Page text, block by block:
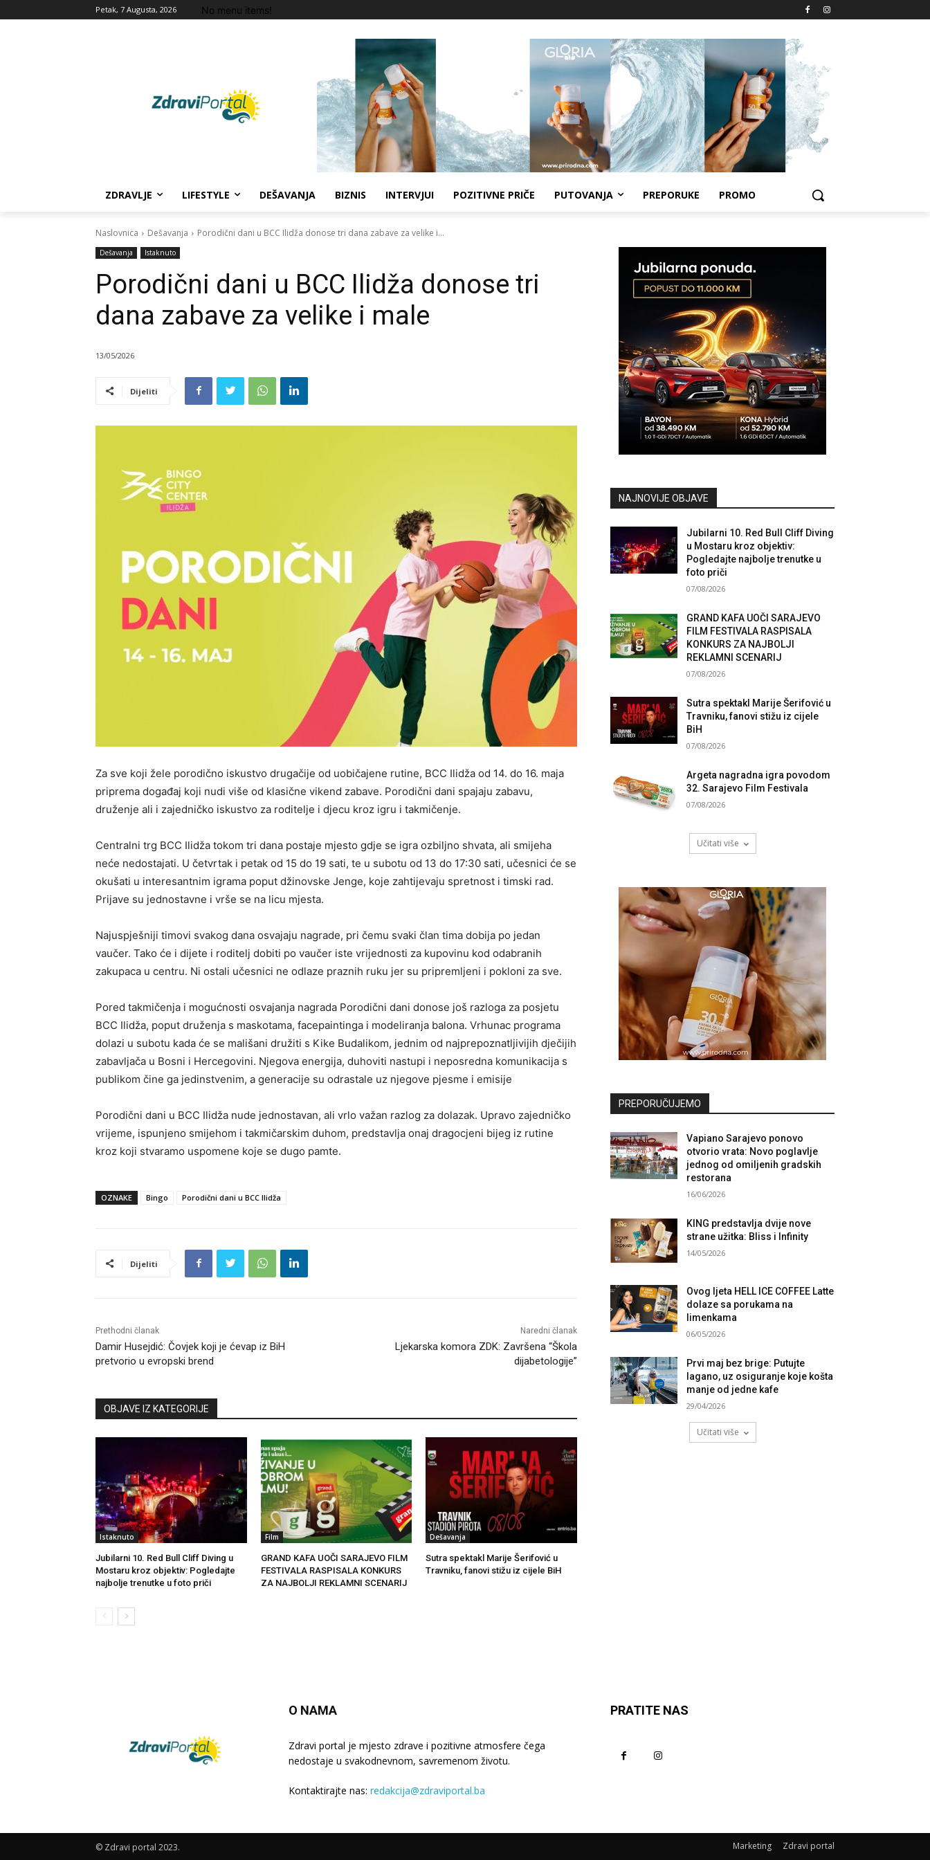
Petak, 7 Augusta, 2026 No menu items!
ZDRAVLJE LIFESTYLE DEŠAVANJA BIZNIS INTERVJUI POZITIVNE PRIČE PUTOVANJA PREPORUKE PROMO
Naslovnica Dešavanja Porodični dani u BCC Ilidža donose tri dana zabave za velike i...
Dešavanja Istaknuto
Porodični dani u BCC Ilidža donose tri
dana zabave za velike i male
13/05/2026
Dijeliti
Za sve koji žele porodično iskustvo drugačije od uobičajene rutine, BCC Ilidža od 14. do 16. maja
priprema događaj koji nudi više od klasične vikend zabave. Porodični dani spajaju zabavu,
druženje ali i zajedničko iskustvo za roditelje i djecu kroz igru i takmičenje.
Centralni trg BCC Ilidža tokom tri dana postaje mjesto gdje se igra ozbiljno shvata, ali smijeha
neće nedostajati. U četvrtak i petak od 15 do 19 sati, te u subotu od 13 do 17:30 sati, učesnici će se
okušati u interesantnim igrama poput džinovske Jenge, koje zahtijevaju spretnost i timski rad.
Prijave su jednostavne i vrše se na licu mjesta.
Najuspješniji timovi svakog dana osvajaju nagrade, pri čemu svaki član tima dobija po jedan
vaučer. Tako će i dijete i roditelj dobiti po vaučer iste vrijednosti za kupovinu kod odabranih
zakupaca u centru. Ni ostali učesnici ne odlaze praznih ruku jer su pripremljeni i pokloni za sve.
Pored takmičenja i mogućnosti osvajanja nagrada Porodični dani donose još razloga za posjetu
BCC Ilidža, poput druženja s maskotama, facepaintinga i modeliranja balona. Vrhunac programa
dolazi u subotu kada će se mališani družiti s Kike Budalikom, jednim od najprepoznatljivijih dječijih
zabavljača u Bosni i Hercegovini. Njegova energija, duhoviti nastupi i neposredna komunikacija s
publikom čine ga jedinstvenim, a generacije su odrastale uz njegove pjesme i emisije
Porodični dani u BCC Ilidža nude jednostavan, ali vrlo važan razlog za dolazak. Upravo zajedničko
vrijeme, ispunjeno smijehom i takmičarskim duhom, predstavlja onaj dragocjeni bijeg iz rutine
kroz koji stvaramo uspomene koje se dugo pamte.
OZNAKE Bingo Porodični dani u BCC Ilidža
Dijeliti
Prethodni članak
Damir Husejdić: Čovjek koji je ćevap iz BiH
pretvorio u evropski brend
Naredni članak
Ljekarska komora ZDK: Završena “Škola
dijabetologije”
OBJAVE IZ KATEGORIJE
Istaknuto
Jubilarni 10. Red Bull Cliff Diving u
Mostaru kroz objektiv: Pogledajte
najbolje trenutke u foto priči
Film
GRAND KAFA UOČI SARAJEVO FILM
FESTIVALA RASPISALA KONKURS
ZA NAJBOLJI REKLAMNI SCENARIJ
Dešavanja
Sutra spektakl Marije Šerifović u
Travniku, fanovi stižu iz cijele BiH
NAJNOVIJE OBJAVE
Jubilarni 10. Red Bull Cliff Diving
u Mostaru kroz objektiv:
Pogledajte najbolje trenutke u
foto priči
07/08/2026
GRAND KAFA UOČI SARAJEVO
FILM FESTIVALA RASPISALA
KONKURS ZA NAJBOLJI
REKLAMNI SCENARIJ
07/08/2026
Sutra spektakl Marije Šerifović u
Travniku, fanovi stižu iz cijele
BiH
07/08/2026
Argeta nagradna igra povodom
32. Sarajevo Film Festivala
07/08/2026
Učitati više
PREPORUČUJEMO
Vapiano Sarajevo ponovo
otvorio vrata: Novo poglavlje
jednog od omiljenih gradskih
restorana
16/06/2026
KING predstavlja dvije nove
strane užitka: Bliss i Infinity
14/05/2026
Ovog ljeta HELL ICE COFFEE Latte
dolaze sa porukama na
limenkama
06/05/2026
Prvi maj bez brige: Putujte
lagano, uz osiguranje koje košta
manje od jedne kafe
29/04/2026
Učitati više
O NAMA
Zdravi portal je mjesto zdrave i pozitivne atmosfere čega
nedostaje u svakodnevnom, savremenom životu.
Kontaktirajte nas: redakcija@zdraviportal.ba
PRATITE NAS
© Zdravi portal 2023. Marketing Zdravi portal